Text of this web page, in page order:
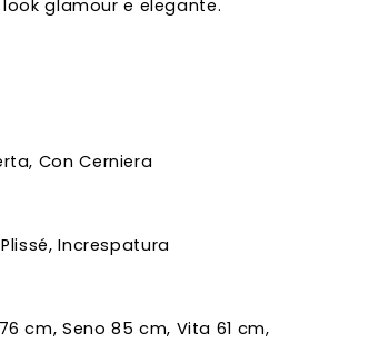
glamour e elegante.
Con Cerniera
Increspatura
cm, Seno 85 cm, Vita 61 cm,